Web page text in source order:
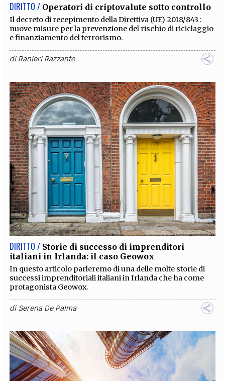
DIRITTO / Operatori di criptovalute sotto controllo
Il decreto di recepimento della Direttiva (UE) 2018/843 :
nuove misure per la prevenzione del rischio di riciclaggio
e finanziamento del terrorismo.
diRanieri Razzante
DIRITTO / Storie di successo di imprenditori
italiani in Irlanda: il caso Geowox
In questo articolo parleremo di una delle molte storie di
successi imprenditoriali italiani in Irlanda che ha come
protagonista Geowox.
diSerena De Palma